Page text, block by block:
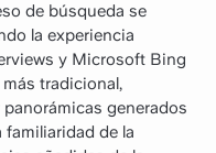
de búsqueda se
la experiencia
y Microsoft Bing
tradicional,
generados
familiaridad de la